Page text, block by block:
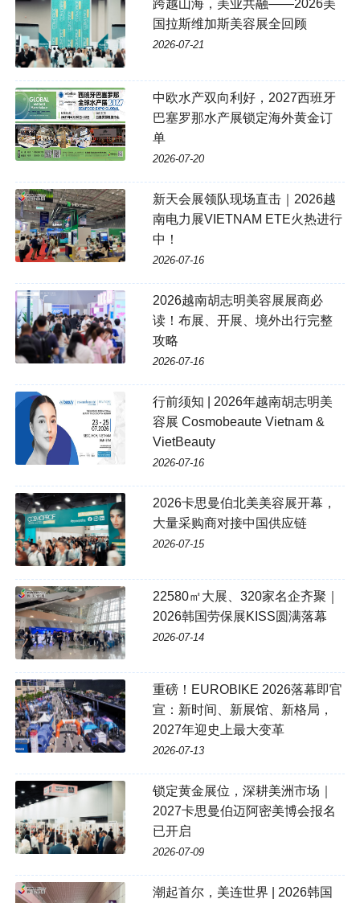
跨越山海，美业共融——2026美
国拉斯维加斯美容展全回顾
2026-07-21
中欧水产双向利好，2027西班牙
巴塞罗那水产展锁定海外黄金订
单
2026-07-20
新天会展领队现场直击｜2026越
南电力展VIETNAM ETE火热进行
中！
2026-07-16
2026越南胡志明美容展展商必
读！布展、开展、境外出行完整
攻略
2026-07-16
行前须知 | 2026年越南胡志明美
容展 Cosmobeaute Vietnam &
VietBeauty
2026-07-16
2026卡思曼伯北美美容展开幕，
大量采购商对接中国供应链
2026-07-15
22580㎡大展、320家名企齐聚｜
2026韩国劳保展KISS圆满落幕
2026-07-14
重磅！EUROBIKE 2026落幕即官
宣：新时间、新展馆、新格局，
2027年迎史上最大变革
2026-07-13
锁定黄金展位，深耕美洲市场｜
2027卡思曼伯迈阿密美博会报名
已开启
2026-07-09
潮起首尔，美连世界 | 2026韩国